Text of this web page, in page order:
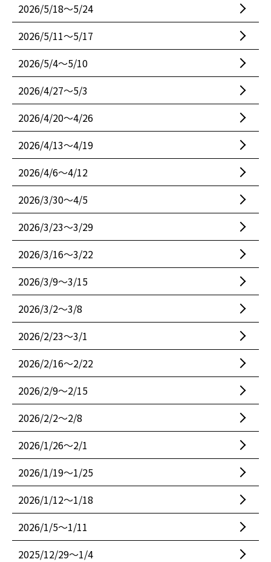
2026/5/18〜5/24
2026/5/11〜5/17
2026/5/4〜5/10
2026/4/27〜5/3
2026/4/20〜4/26
2026/4/13〜4/19
2026/4/6〜4/12
2026/3/30〜4/5
2026/3/23〜3/29
2026/3/16〜3/22
2026/3/9〜3/15
2026/3/2〜3/8
2026/2/23〜3/1
2026/2/16〜2/22
2026/2/9〜2/15
2026/2/2〜2/8
2026/1/26〜2/1
2026/1/19〜1/25
2026/1/12〜1/18
2026/1/5〜1/11
2025/12/29〜1/4